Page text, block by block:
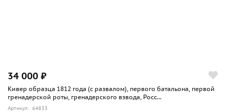
34 000 ₽
Кивер образца 1812 года (с развалом), первого батальона, первой
гренадерской роты, гренадерского взвода, Росс...
Артикул: 64833